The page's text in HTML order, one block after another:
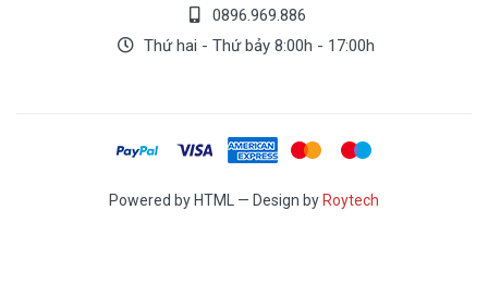
0896.969.886
Thứ hai - Thứ bảy 8:00h - 17:00h
Powered by HTML — Design by Roytech